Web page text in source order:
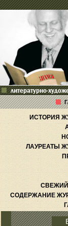
литературно-
ИСТОРИЯ
ЛАУРЕАТЫ
СОДЕРЖАНИЕ